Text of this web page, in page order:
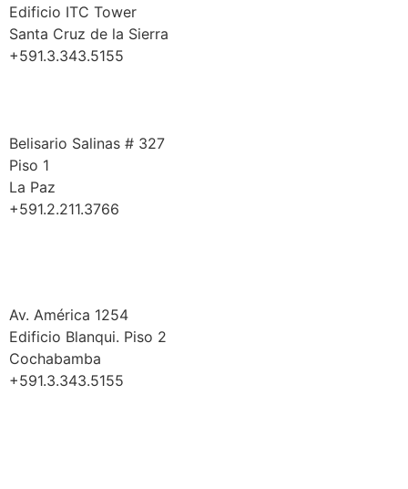
Edificio ITC Tower
Santa Cruz de la Sierra
+591.3.343.5155
Belisario Salinas # 327
Piso 1
La Paz
+591.2.211.3766
Av. América 1254
Edificio Blanqui. Piso 2
Cochabamba
+591.3.343.5155